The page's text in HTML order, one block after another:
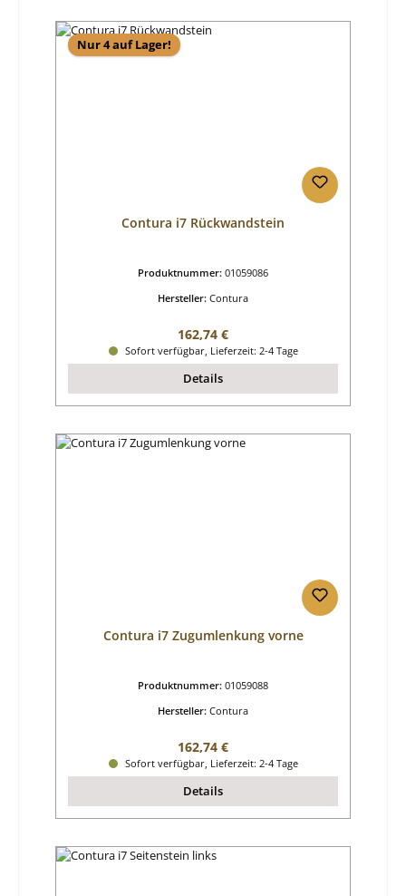
Nur 4 auf Lager!
Contura i7 Rückwandstein
Produktnummer: 01059086
Hersteller: Contura
Regulärer Preis:
162,74 €
Sofort verfügbar, Lieferzeit: 2-4 Tage
Details
Contura i7 Zugumlenkung vorne
Produktnummer: 01059088
Hersteller: Contura
Regulärer Preis:
162,74 €
Sofort verfügbar, Lieferzeit: 2-4 Tage
Details